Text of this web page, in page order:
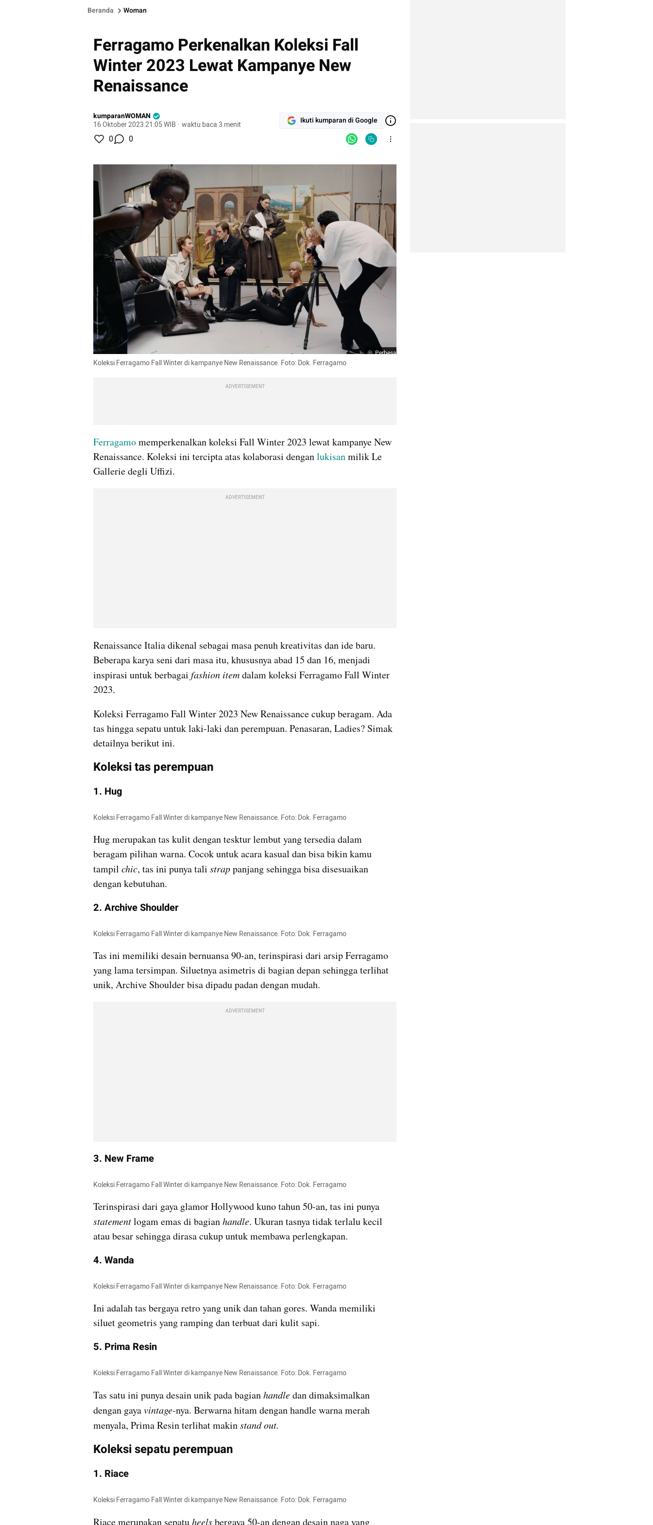
Beranda Woman
Ferragamo Perkenalkan Koleksi Fall
Winter 2023 Lewat Kampanye New
Renaissance
kumparanWOMAN
16 Oktober 2023 21:05 WIB · waktu baca 3 menit Ikuti kumparan di Google
0 0
Perbesar
Koleksi Ferragamo Fall Winter di kampanye New Renaissance. Foto: Dok. Ferragamo
ADVERTISEMENT
Ferragamo memperkenalkan koleksi Fall Winter 2023 lewat kampanye New
Renaissance. Koleksi ini tercipta atas kolaborasi dengan lukisan milik Le
Gallerie degli Uffizi.
ADVERTISEMENT
Renaissance Italia dikenal sebagai masa penuh kreativitas dan ide baru.
Beberapa karya seni dari masa itu, khususnya abad 15 dan 16, menjadi
inspirasi untuk berbagai fashion item dalam koleksi Ferragamo Fall Winter
2023.
Koleksi Ferragamo Fall Winter 2023 New Renaissance cukup beragam. Ada
tas hingga sepatu untuk laki-laki dan perempuan. Penasaran, Ladies? Simak
detailnya berikut ini.
Koleksi tas perempuan
1. Hug
Koleksi Ferragamo Fall Winter di kampanye New Renaissance. Foto: Dok. Ferragamo
Hug merupakan tas kulit dengan tesktur lembut yang tersedia dalam
beragam pilihan warna. Cocok untuk acara kasual dan bisa bikin kamu
tampil chic, tas ini punya tali strap panjang sehingga bisa disesuaikan
dengan kebutuhan.
2. Archive Shoulder
Koleksi Ferragamo Fall Winter di kampanye New Renaissance. Foto: Dok. Ferragamo
Tas ini memiliki desain bernuansa 90-an, terinspirasi dari arsip Ferragamo
yang lama tersimpan. Siluetnya asimetris di bagian depan sehingga terlihat
unik, Archive Shoulder bisa dipadu padan dengan mudah.
ADVERTISEMENT
3. New Frame
Koleksi Ferragamo Fall Winter di kampanye New Renaissance. Foto: Dok. Ferragamo
statement logam emas di bagian handle. Ukuran tasnya tidak terlalu kecil
atau besar sehingga dirasa cukup untuk membawa perlengkapan.
4. Wanda
Koleksi Ferragamo Fall Winter di kampanye New Renaissance. Foto: Dok. Ferragamo
Ini adalah tas bergaya retro yang unik dan tahan gores. Wanda memiliki
siluet geometris yang ramping dan terbuat dari kulit sapi.
5. Prima Resin
Koleksi Ferragamo Fall Winter di kampanye New Renaissance. Foto: Dok. Ferragamo
Tas satu ini punya desain unik pada bagian handle dan dimaksimalkan
dengan gaya vintage-nya. Berwarna hitam dengan handle warna merah
menyala, Prima Resin terlihat makin stand out.
Koleksi sepatu perempuan
1. Riace
Koleksi Ferragamo Fall Winter di kampanye New Renaissance. Foto: Dok. Ferragamo
Riace merupakan sepatu heels bergaya 50-an dengan desain naga yang